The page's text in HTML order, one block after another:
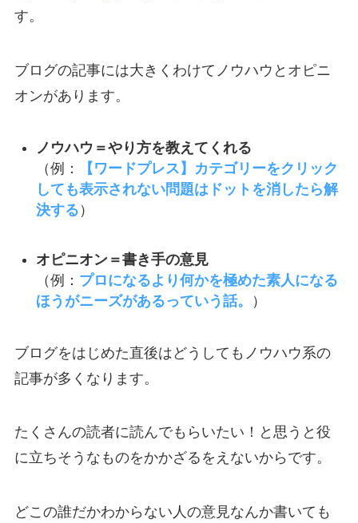
す。
ブログの記事には大きくわけてノウハウとオピニ
オンがあります。
ノウハウ＝やり方を教えてくれる
（例：
【ワードプレス】カテゴリーをクリック
しても表示されない問題はドットを消したら解
決する ）
オピニオン＝書き手の意見
（例： プロになるより何かを極めた素人になる
ほうがニーズがあるっていう話。
）
ブログをはじめた直後はどうしてもノウハウ系の
記事が多くなります。
たくさんの読者に読んでもらいたい！と思うと役
に立ちそうなものをかかざるをえないからです。
どこの誰だかわからない人の意見なんか書いても